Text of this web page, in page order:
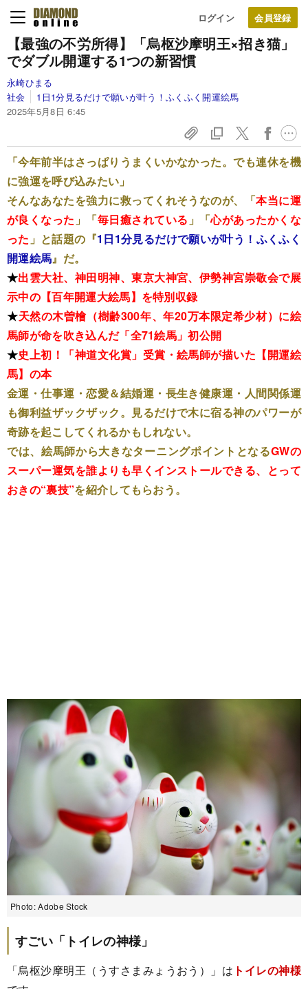
ログイン
【最強の不労所得】「烏枢沙摩明王×招き猫」
でダブル開運する1つの新習慣
永崎ひまる
社会
1日1分見るだけで願いが叶う！ふくふく開運絵馬
2025年5月8日 6:45
「今年前半はさっぱりうまくいかなかった。でも連休を機
に強運を呼び込みたい」
そんなあなたを強力に救ってくれそうなのが、「本当に運
が良くなった 」「毎日癒されている 」「心があったかくな
った 」と話題の『1日1分見るだけで願いが叶う！ふくふく
開運絵馬』だ。
★出雲大社、神田明神、東京大神宮、伊勢神宮崇敬会で展
示中の【百年開運大絵馬】を特別収録
★天然の木曽檜（樹齢300年、年20万本限定希少材）に絵
馬師が命を吹き込んだ「全71絵馬」初公開
★史上初！「神道文化賞」受賞・絵馬師が描いた【開運絵
馬】の本
金運・仕事運・恋愛＆結婚運・長生き健康運・人間関係運
も御利益ザックザック。見るだけで木に宿る神のパワーが
奇跡を起こしてくれるかもしれない。
では、絵馬師から大きなターニングポイントとなるGWの
スーパー運気を誰よりも早くインストールできる、とって
おきの“裏技”を紹介してもらおう。
Photo: Adobe Stock
すごい「トイレの神様」
「烏枢沙摩明王（うすさまみょうおう）」は トイレの神様